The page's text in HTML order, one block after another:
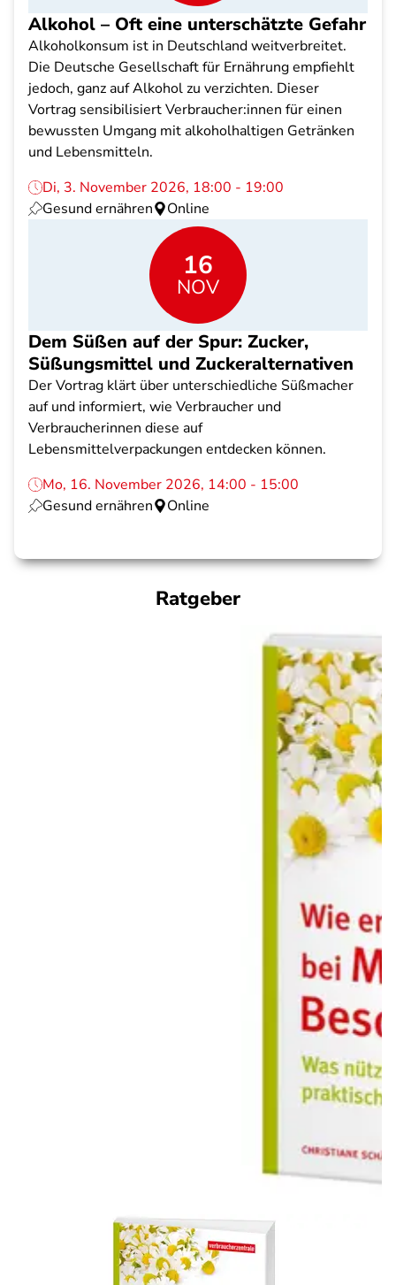
Alkohol – Oft eine unterschätzte Gefahr
Alkoholkonsum ist in Deutschland weitverbreitet.
Die Deutsche Gesellschaft für Ernährung empfiehlt
jedoch, ganz auf Alkohol zu verzichten. Dieser
Vortrag sensibilisiert Verbraucher:innen für einen
bewussten Umgang mit alkoholhaltigen Getränken
und Lebensmitteln.
Di, 3. November 2026, 18:00 - 19:00
Gesund ernähren
Online
16
NOV
Dem Süßen auf der Spur: Zucker,
Süßungsmittel und Zuckeralternativen
Der Vortrag klärt über unterschiedliche Süßmacher
auf und informiert, wie Verbraucher und
Verbraucherinnen diese auf
Lebensmittelverpackungen entdecken können.
Mo, 16. November 2026, 14:00 - 15:00
Gesund ernähren
Online
Ratgeber